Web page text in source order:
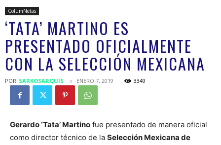
ColumNetas
‘TATA’ MARTINO ES
PRESENTADO OFICIALMENTE
CON LA SELECCIÓN MEXICANA
POR SARKOSARQUIS ENERO 7, 2019 3349
Gerardo ‘Tata’ Martino fue presentado de manera oficial
como director técnico de la Selección Mexicana de